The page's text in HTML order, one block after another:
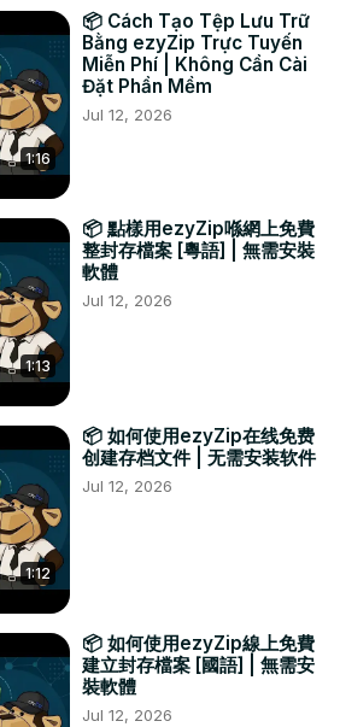
1:16
📦 Cách Tạo Tệp Lưu Trữ
Bằng ezyZip Trực Tuyến
Miễn Phí | Không Cần Cài
Đặt Phần Mềm
Jul 12, 2026
1:13
📦 點樣用ezyZip喺網上免費
整封存檔案 [粵語] | 無需安裝
軟體
Jul 12, 2026
1:12
📦 如何使用ezyZip在线免费
创建存档文件 | 无需安装软件
Jul 12, 2026
📦 如何使用ezyZip線上免費
建立封存檔案 [國語] | 無需安
裝軟體
Jul 12, 2026